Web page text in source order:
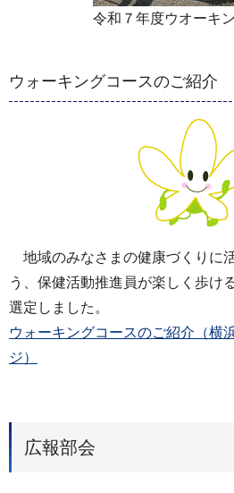
令和７年度ウオーキ
ウォーキングコースのご紹介
地域のみなさまの健康づくりに
う、保健活動推進員が楽しく歩け
選定しました。
ウォーキングコースのご紹介（横
ジ）
広報部会